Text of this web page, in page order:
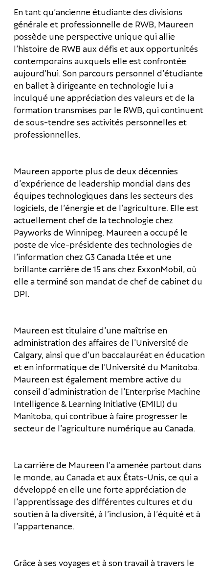
En tant qu’ancienne étudiante des divisions
générale et professionnelle de RWB, Maureen
possède une perspective unique qui allie
l’histoire de RWB aux défis et aux opportunités
contemporains auxquels elle est confrontée
aujourd’hui. Son parcours personnel d’étudiante
en ballet à dirigeante en technologie lui a
inculqué une appréciation des valeurs et de la
formation transmises par le RWB, qui continuent
de sous-tendre ses activités personnelles et
professionnelles.
Maureen apporte plus de deux décennies
d’expérience de leadership mondial dans des
équipes technologiques dans les secteurs des
logiciels, de l’énergie et de l’agriculture. Elle est
actuellement chef de la technologie chez
Payworks de Winnipeg. Maureen a occupé le
poste de vice-présidente des technologies de
l’information chez G3 Canada Ltée et une
brillante carrière de 15 ans chez ExxonMobil, où
elle a terminé son mandat de chef de cabinet du
DPI.
Maureen est titulaire d’une maîtrise en
administration des affaires de l’Université de
Calgary, ainsi que d’un baccalauréat en éducation
et en informatique de l’Université du Manitoba.
Maureen est également membre active du
conseil d’administration de l’Enterprise Machine
Intelligence & Learning Initiative (EMILI) du
Manitoba, qui contribue à faire progresser le
secteur de l’agriculture numérique au Canada.
La carrière de Maureen l’a amenée partout dans
le monde, au Canada et aux États-Unis, ce qui a
développé en elle une forte appréciation de
l’apprentissage des différentes cultures et du
soutien à la diversité, à l’inclusion, à l’équité et à
l’appartenance.
Grâce à ses voyages et à son travail à travers le